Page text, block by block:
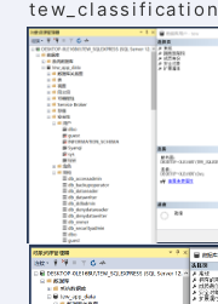
tew_classification